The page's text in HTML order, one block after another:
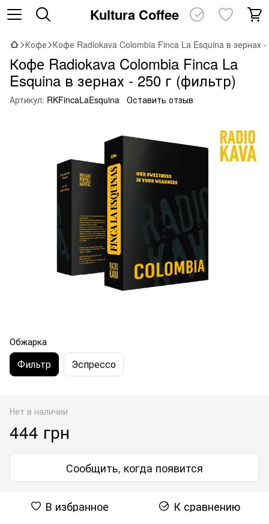
Kultura Coffee
Кофе Кофе Radiokava Colombia Finca La Esquina в зернах
Кофе Radiokava Colombia Finca La
Esquina в зернах - 250 г (фильтр)
Артикул: RKFincaLaEsquina Оставить отзыв
Обжарка
Фильтр Эспрессо
Нет в наличии
444 грн
Сообщить, когда появится
В избранное К сравнению